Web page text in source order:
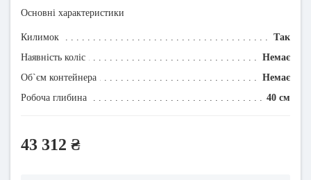
Основні характеристики
Килимок
Так
Наявність коліс
Немає
Об`єм контейнера
Немає
Робоча глибина
40 см
43 312 ₴